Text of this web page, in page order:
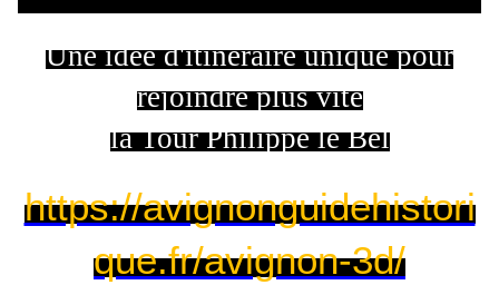
Une idée d'itinéraire unique pour
rejoindre plus vite
la Tour Philippe le Bel
https://avignonguidehistori
que.fr/avignon-3d/